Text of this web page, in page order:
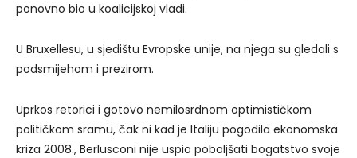
ponovno bio u koalicijskoj vladi.
U Bruxellesu, u sjedištu Evropske unije, na njega su gledali s
podsmijehom i prezirom.
Uprkos retorici i gotovo nemilosrdnom optimističkom
političkom sramu, čak ni kad je Italiju pogodila ekonomska
kriza 2008., Berlusconi nije uspio poboljšati bogatstvo svoje